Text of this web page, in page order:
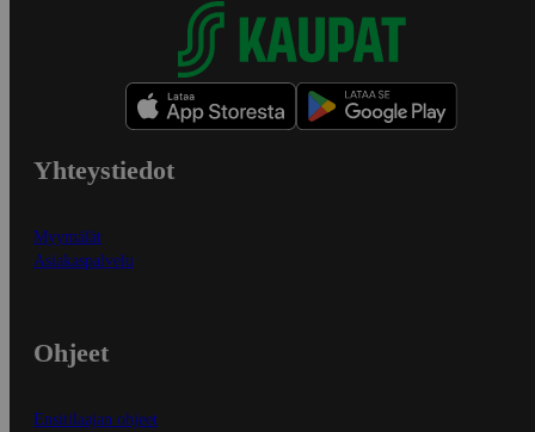
Yhteystiedot
Myymälät
Asiakaspalvelu
Ohjeet
Ensitilaajan ohjeet